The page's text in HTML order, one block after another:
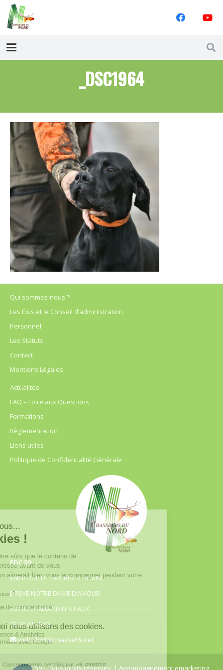
_DSC1964
Qui sommes-nous ?
Les Élus et le Conseil d’administration
Personnel
Les Statuts
Contact
Mentions Légales
Actualités
FAQ – Foire aux Questions
Formations
Règlementation
Liens utiles
Politique de Confidentialité Générale
FDC 59
680 B RUE DE LA GRISE CHEMISE
DREVE NOTRE DAME D’AMOUR
59230 ST AMAND LES EAUX
03.20.41.45.63
webfdc59@chasse59.net
© FDC 59 – Tous droits réservés | Accompagnement emarketing